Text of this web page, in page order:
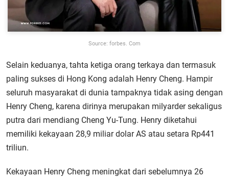
Source: forbes. Com
Selain keduanya, tahta ketiga orang terkaya dan termasuk
paling sukses di Hong Kong adalah Henry Cheng. Hampir
seluruh masyarakat di dunia tampaknya tidak asing dengan
Henry Cheng, karena dirinya merupakan milyarder sekaligus
putra dari mendiang Cheng Yu-Tung. Henry diketahui
memiliki kekayaan 28,9 miliar dolar AS atau setara Rp441
triliun.
Kekayaan Henry Cheng meningkat dari sebelumnya 26